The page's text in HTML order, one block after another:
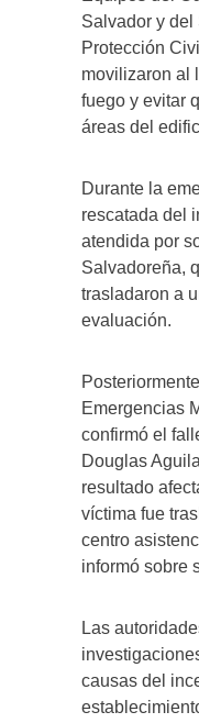
Salvador y
Protección
movilizaron al
fuego y evitar
áreas del
Durante la
rescatada del
atendida por
Salvadoreña,
trasladaron a
evaluación.
Emergencias
confirmó el
Douglas
resultado
víctima fue
centro
informó sobre
Las
causas del